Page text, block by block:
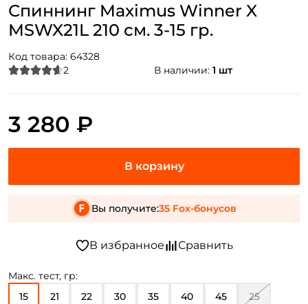
Спиннинг Maximus Winner X
MSWX21L 210 см. 3-15 гр.
Код товара: 64328
2
В наличии: 1 шт
Макс. тест, гр:
15
21 22 30 35 40 45 25
3 280 ₽
Вы получите:35 Fox-бонусов